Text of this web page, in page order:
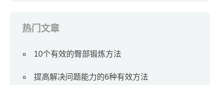
热门文章
10个有效的臀部锻炼方法
提高解决问题能力的6种有效方法